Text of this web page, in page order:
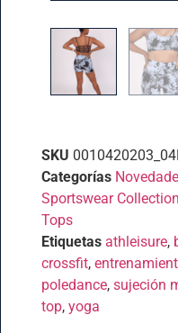
SKU
Categorías
Sportswear Collection
Tops
Etiquetas athleisure,
crossfit,
poledance, sujeción
top, yoga